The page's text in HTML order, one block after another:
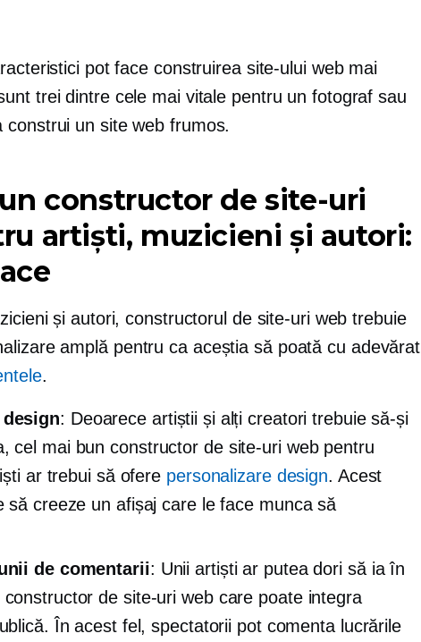
pot face construirea site-ului web mai
trei dintre cele mai vitale pentru un fotograf sau
construi un site web frumos.
constructor de site-uri
artiști, muzicieni și autori:
și autori, constructorul de site-uri web trebuie
amplă pentru ca aceștia să poată cu adevărat
.
: Deoarece artiștii și alți creatori trebuie să-și
cel mai bun constructor de site-uri web pentru
ar trebui să ofere personalizare design. Acest
să creeze un afișaj care le face munca să
de comentarii: Unii artiști ar putea dori să ia în
de site-uri web care poate integra
În acest fel, spectatorii pot comenta lucrările